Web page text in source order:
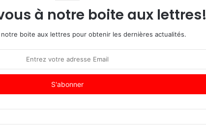
à notre boite aux lettres!
boite aux lettres pour obtenir les dernières actualités.